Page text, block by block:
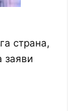
страна,
заяви